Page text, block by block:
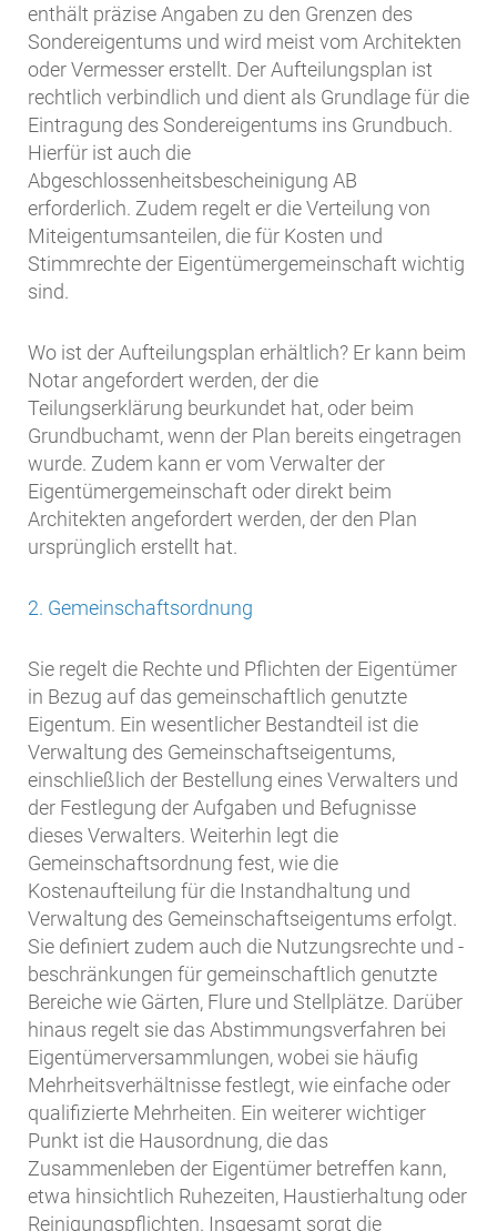
enthält präzise Angaben zu den Grenzen des
Sondereigentums und wird meist vom Architekten
oder Vermesser erstellt. Der Aufteilungsplan ist
rechtlich verbindlich und dient als Grundlage für die
Eintragung des Sondereigentums ins Grundbuch.
Hierfür ist auch die
Abgeschlossenheitsbescheinigung AB
erforderlich. Zudem regelt er die Verteilung von
Miteigentumsanteilen, die für Kosten und
Stimmrechte der Eigentümergemeinschaft wichtig
sind.
Wo ist der Aufteilungsplan erhältlich? Er kann beim
Notar angefordert werden, der die
Teilungserklärung beurkundet hat, oder beim
Grundbuchamt, wenn der Plan bereits eingetragen
wurde. Zudem kann er vom Verwalter der
Eigentümergemeinschaft oder direkt beim
Architekten angefordert werden, der den Plan
ursprünglich erstellt hat.
2. Gemeinschaftsordnung
Sie regelt die Rechte und Pflichten der Eigentümer
in Bezug auf das gemeinschaftlich genutzte
Eigentum. Ein wesentlicher Bestandteil ist die
Verwaltung des Gemeinschaftseigentums,
einschließlich der Bestellung eines Verwalters und
der Festlegung der Aufgaben und Befugnisse
dieses Verwalters. Weiterhin legt die
Gemeinschaftsordnung fest, wie die
Kostenaufteilung für die Instandhaltung und
Verwaltung des Gemeinschaftseigentums erfolgt.
Sie definiert zudem auch die Nutzungsrechte und -
beschränkungen für gemeinschaftlich genutzte
Bereiche wie Gärten, Flure und Stellplätze. Darüber
hinaus regelt sie das Abstimmungsverfahren bei
Eigentümerversammlungen, wobei sie häufig
Mehrheitsverhältnisse festlegt, wie einfache oder
qualifizierte Mehrheiten. Ein weiterer wichtiger
Punkt ist die Hausordnung, die das
Zusammenleben der Eigentümer betreffen kann,
etwa hinsichtlich Ruhezeiten, Haustierhaltung oder
Reinigungspflichten. Insgesamt sorgt die